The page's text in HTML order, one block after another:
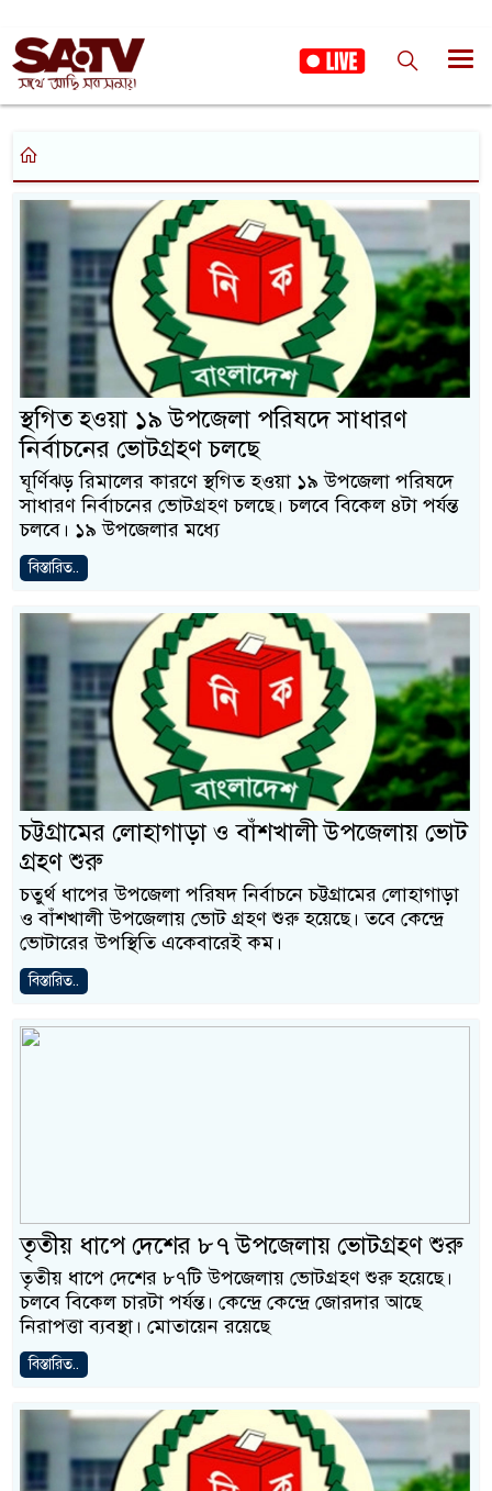
স্থগিত হওয়া ১৯ উপজেলা পরিষদে সাধারণ
নির্বাচনের ভোটগ্রহণ চলছে
ঘূর্ণিঝড় রিমালের কারণে স্থগিত হওয়া ১৯ উপজেলা পরিষদে
সাধারণ নির্বাচনের ভোটগ্রহণ চলছে। চলবে বিকেল ৪টা পর্যন্ত
চলবে। ১৯ উপজেলার মধ্যে
বিস্তারিত..
চট্টগ্রামের লোহাগাড়া ও বাঁশখালী উপজেলায় ভোট
গ্রহণ শুরু
চতুর্থ ধাপের উপজেলা পরিষদ নির্বাচনে চট্টগ্রামের লোহাগাড়া
ও বাঁশখালী উপজেলায় ভোট গ্রহণ শুরু হয়েছে। তবে কেন্দ্রে
ভোটারের উপস্থিতি একেবারেই কম।
বিস্তারিত..
তৃতীয় ধাপে দেশের ৮৭ উপজেলায় ভোটগ্রহণ শুরু
তৃতীয় ধাপে দেশের ৮৭টি উপজেলায় ভোটগ্রহণ শুরু হয়েছে।
চলবে বিকেল চারটা পর্যন্ত। কেন্দ্রে কেন্দ্রে জোরদার আছে
নিরাপত্তা ব্যবস্থা। মোতায়েন রয়েছে
বিস্তারিত..